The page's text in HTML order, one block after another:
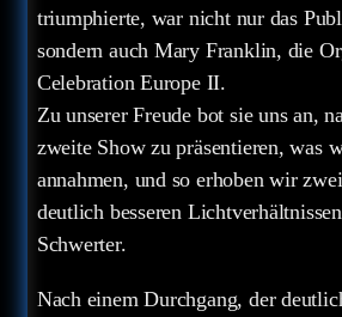
triumphierte, war nicht nur das
sondern auch Mary Franklin, die
Celebration Europe II.
Zu unserer Freude bot sie uns an,
zweite Show zu präsentieren, was
annahmen, und so erhoben wir
deutlich besseren
Schwerter.
Nach einem Durchgang, der